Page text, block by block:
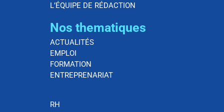
L’ÉQUIPE DE RÉDACTION
Nos thematiques
ACTUALITÉS
EMPLOI
FORMATION
ENTREPRENARIAT
RH